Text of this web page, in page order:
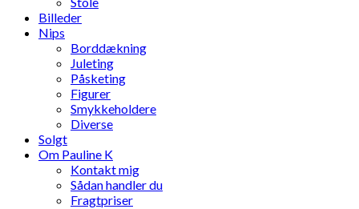
Billeder
Nips
Borddækning
Juleting
Påsketing
Figurer
Smykkeholdere
Diverse
Solgt
Om Pauline K
Kontakt mig
Sådan handler du
Fragtpriser